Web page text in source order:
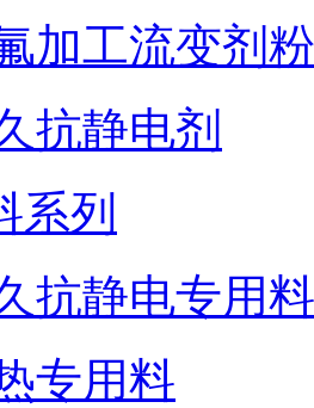
加工流变剂
抗静电剂
系列
抗静电专用料
专用料